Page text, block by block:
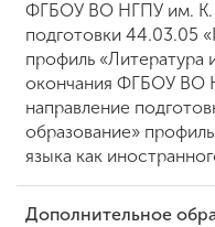
Приемная
комиссия
+7 (831) 262-26-20
ФГБОУ ВО НГПУ им. К.
подготовки 44.03.05
профиль «Литература
окончания ФГБОУ ВО
направление
образование»
языка как
Дополнительное